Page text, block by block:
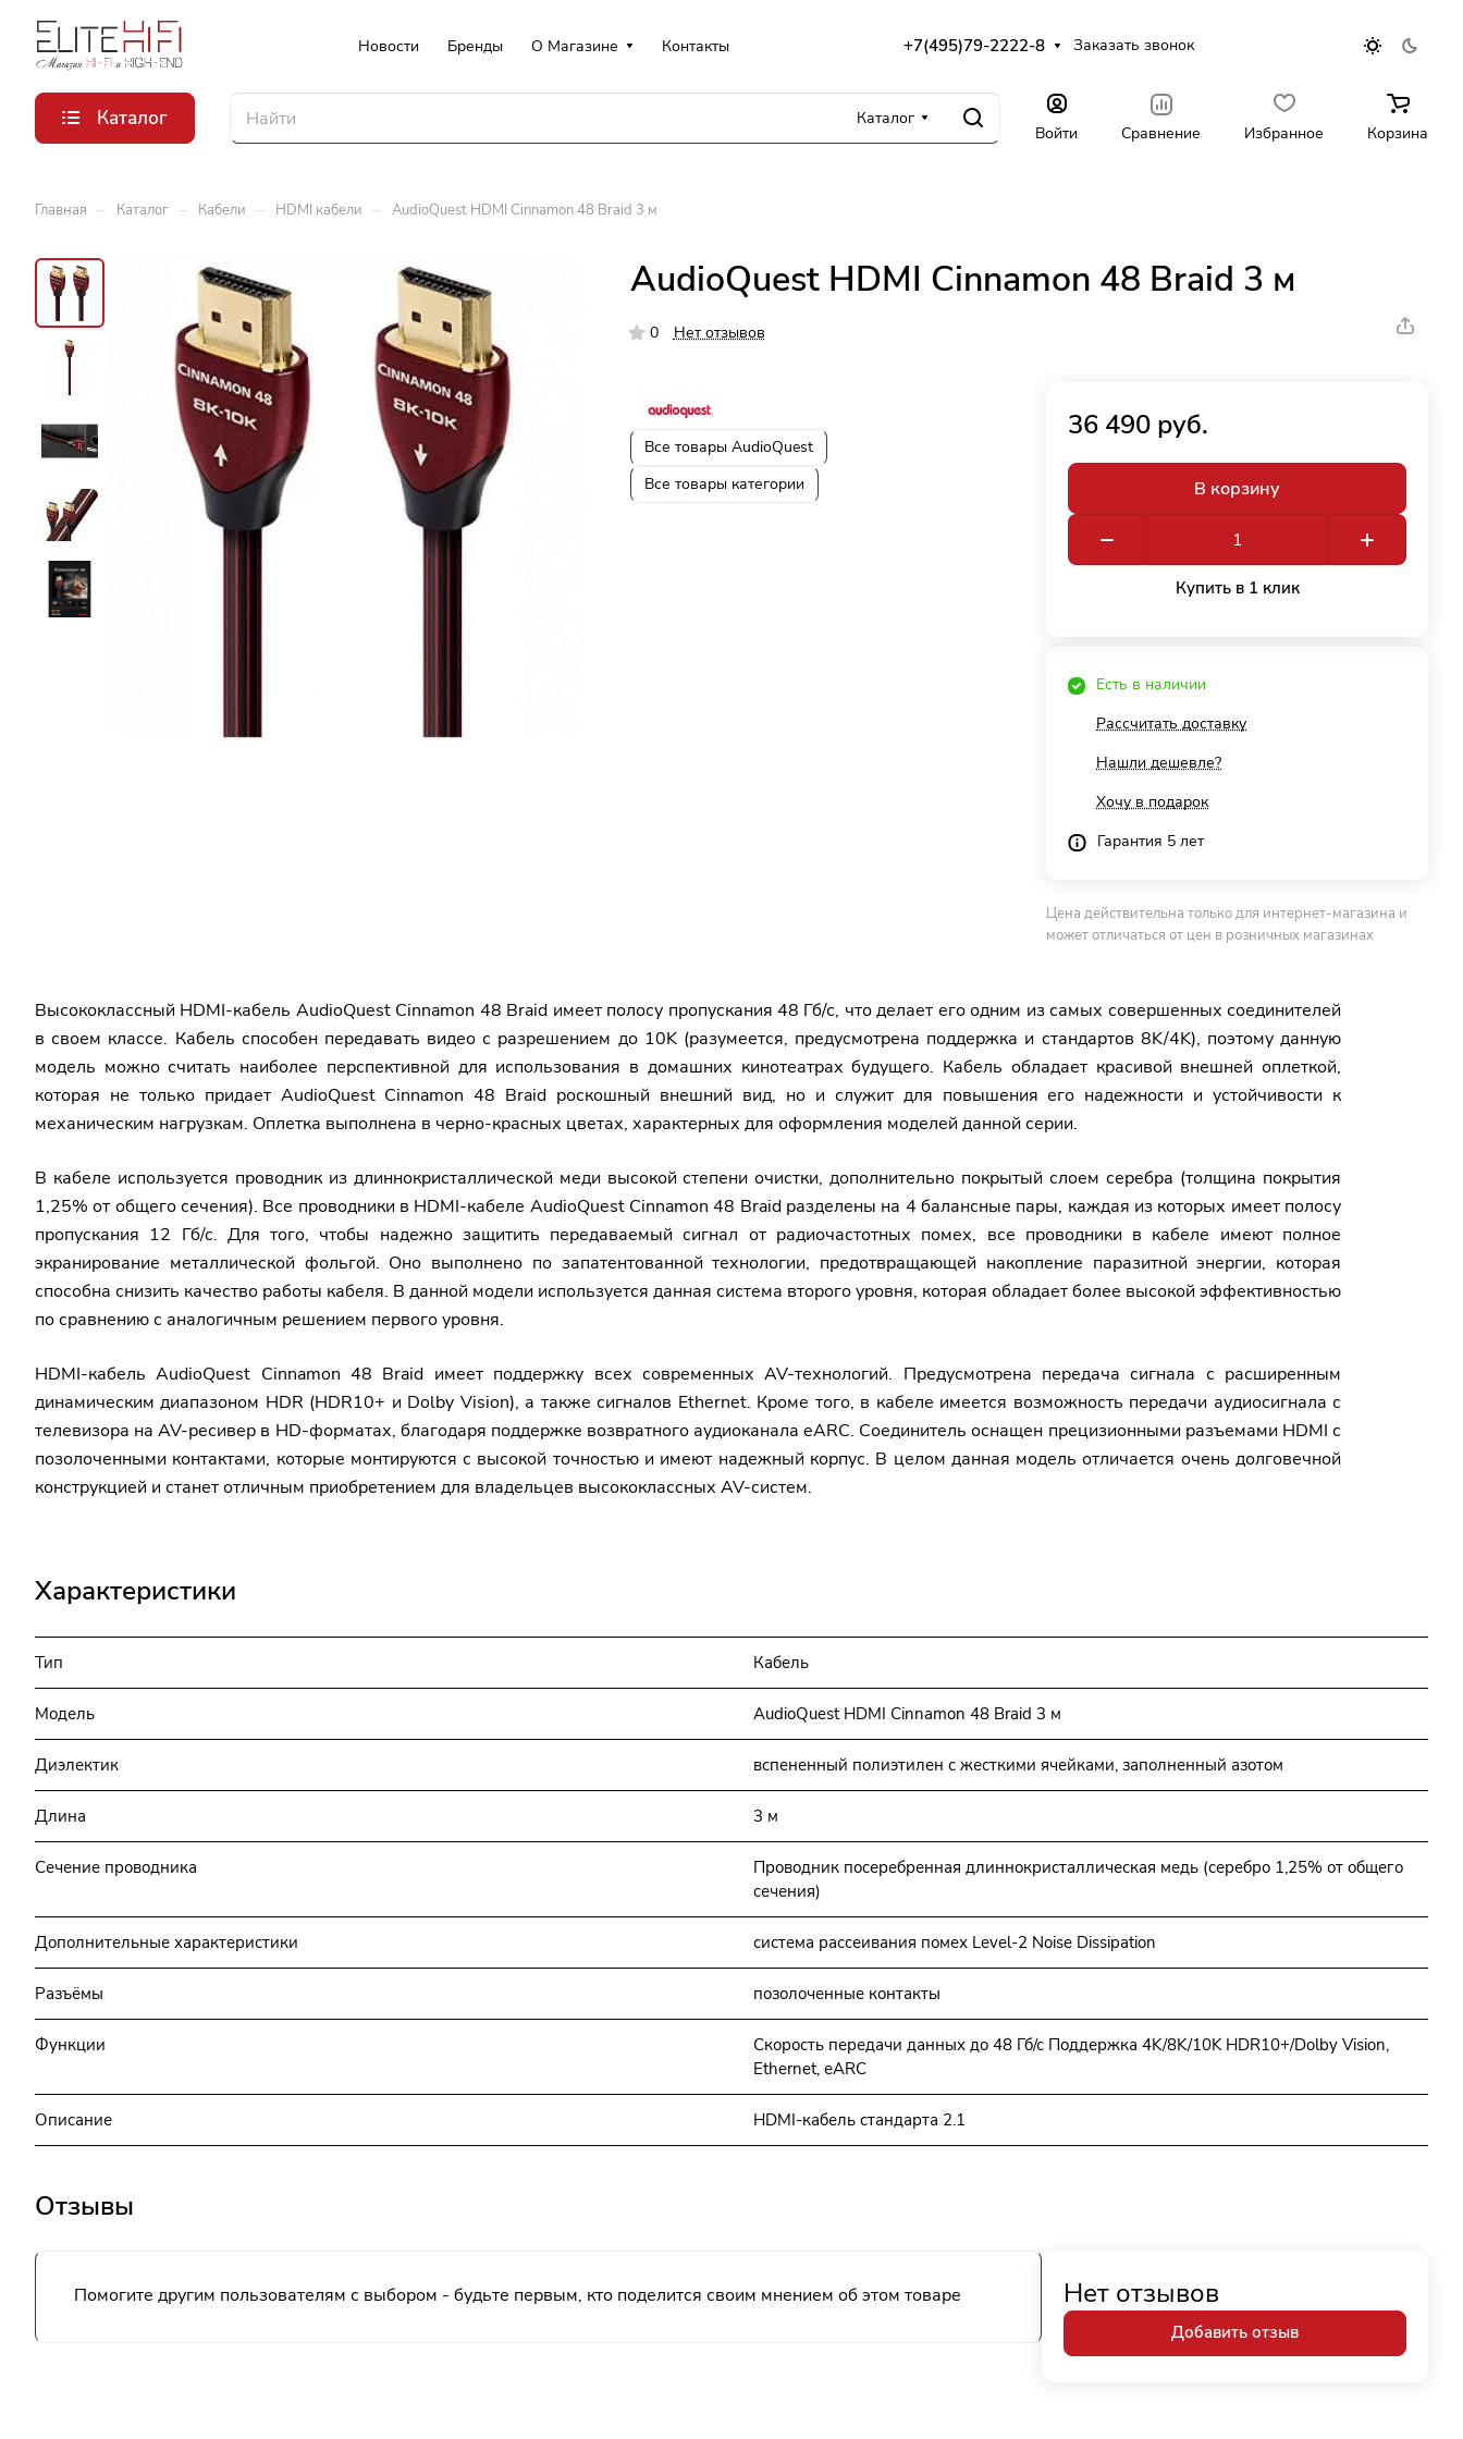
Новости Бренды О Магазине Контакты +7(495)79-2222-8 Заказать звонок
Каталог Каталог
Войти Сравнение Избранное Корзина
Главная – Каталог – Кабели – HDMI кабели – AudioQuest HDMI Cinnamon 48 Braid 3 м
AudioQuest HDMI Cinnamon 48 Braid 3 м
0 Нет отзывов
Все товары AudioQuest
Все товары категории
36 490 руб.
В корзину
Купить в 1 клик
Есть в наличии
Рассчитать доставку
Нашли дешевле?
Хочу в подарок
Гарантия 5 лет
Цена действительна только для интернет-магазина и
может отличаться от цен в розничных магазинах
Высококлассный HDMI-кабель AudioQuest Cinnamon 48 Braid имеет полосу пропускания 48 Гб/с, что делает его одним из самых совершенных соединителей
в своем классе. Кабель способен передавать видео с разрешением до 10K (разумеется, предусмотрена поддержка и стандартов 8K/4K), поэтому данную
модель можно считать наиболее перспективной для использования в домашних кинотеатрах будущего. Кабель обладает красивой внешней оплеткой,
которая не только придает AudioQuest Cinnamon 48 Braid роскошный внешний вид, но и служит для повышения его надежности и устойчивости к
механическим нагрузкам. Оплетка выполнена в черно-красных цветах, характерных для оформления моделей данной серии.
В кабеле используется проводник из длиннокристаллической меди высокой степени очистки, дополнительно покрытый слоем серебра (толщина покрытия
1,25% от общего сечения). Все проводники в HDMI-кабеле AudioQuest Cinnamon 48 Braid разделены на 4 балансные пары, каждая из которых имеет полосу
пропускания 12 Гб/с. Для того, чтобы надежно защитить передаваемый сигнал от радиочастотных помех, все проводники в кабеле имеют полное
экранирование металлической фольгой. Оно выполнено по запатентованной технологии, предотвращающей накопление паразитной энергии, которая
способна снизить качество работы кабеля. В данной модели используется данная система второго уровня, которая обладает более высокой эффективностью
по сравнению с аналогичным решением первого уровня.
HDMI-кабель AudioQuest Cinnamon 48 Braid имеет поддержку всех современных AV-технологий. Предусмотрена передача сигнала с расширенным
динамическим диапазоном HDR (HDR10+ и Dolby Vision), а также сигналов Ethernet. Кроме того, в кабеле имеется возможность передачи аудиосигнала с
телевизора на AV-ресивер в HD-форматах, благодаря поддержке возвратного аудиоканала eARC. Соединитель оснащен прецизионными разъемами HDMI с
позолоченными контактами, которые монтируются с высокой точностью и имеют надежный корпус. В целом данная модель отличается очень долговечной
конструкцией и станет отличным приобретением для владельцев высококлассных AV-систем.
Характеристики
Тип Кабель
Модель AudioQuest HDMI Cinnamon 48 Braid 3 м
Диэлектик вспененный полиэтилен с жесткими ячейками, заполненный азотом
Длина 3 м
Сечение проводника
Проводник посеребренная длиннокристаллическая медь (серебро 1,25% от общего
сечения)
Дополнительные характеристики система рассеивания помех Level-2 Noise Dissipation
Разъёмы позолоченные контакты
Функции
Скорость передачи данных до 48 Гб/с Поддержка 4K/8K/10K HDR10+/Dolby Vision,
Ethernet, еARC
Описание HDMI-кабель стандарта 2.1
Отзывы
Помогите другим пользователям с выбором - будьте первым, кто поделится своим мнением об этом товаре Нет отзывов
Добавить отзыв